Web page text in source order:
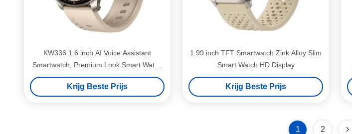
KW336 1.6 inch AI Voice Assistant
Smartwatch, Premium Look Smart Watch
Bluetooth bellen
Krijg Beste Prijs
1.99 inch TFT Smartwatch Zink Alloy Slim
Smart Watch HD Display
Krijg Beste Prijs
1 2